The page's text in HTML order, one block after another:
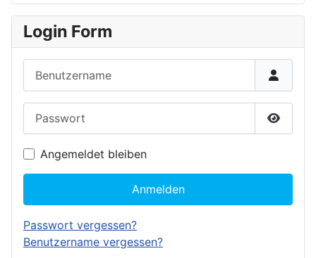
Login Form
Angemeldet bleiben
Anmelden
Passwort vergessen?
Benutzername vergessen?